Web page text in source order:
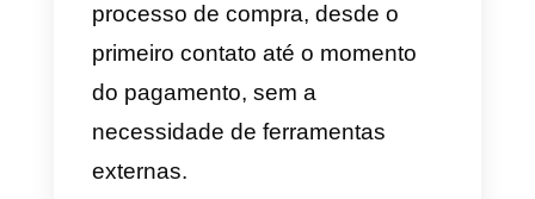
Messenger para oferecer seus
produtos é uma oportunidade
única de aumentar as suas